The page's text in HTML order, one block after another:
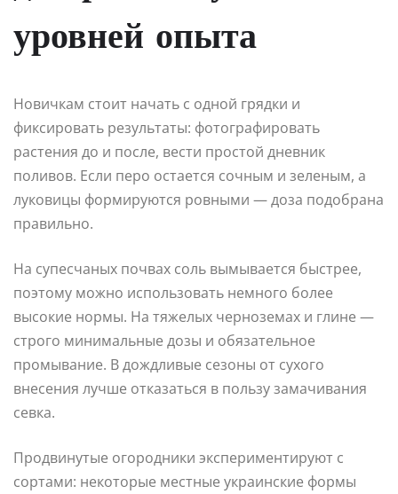
уровней опыта
Новичкам стоит начать с одной грядки и
фиксировать результаты: фотографировать
растения до и после, вести простой дневник
поливов. Если перо остается сочным и зеленым, а
луковицы формируются ровными — доза подобрана
правильно.
На супесчаных почвах соль вымывается быстрее,
поэтому можно использовать немного более
высокие нормы. На тяжелых черноземах и глине —
строго минимальные дозы и обязательное
промывание. В дождливые сезоны от сухого
внесения лучше отказаться в пользу замачивания
севка.
Продвинутые огородники экспериментируют с
сортами: некоторые местные украинские формы